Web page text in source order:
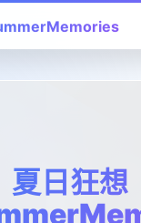
夏日狂想